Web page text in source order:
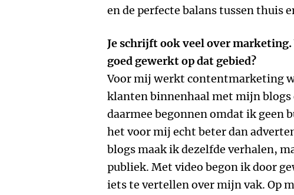
en de perfecte balans tussen thuis
Je schrijft ook veel over
goed gewerkt op dat gebied?
Voor mij werkt contentmarketing
klanten binnenhaal met mijn blogs
daarmee begonnen omdat ik geen
het voor mij echt beter dan
blogs maak ik dezelfde verhalen,
publiek. Met video begon ik door
iets te vertellen over mijn vak. Op